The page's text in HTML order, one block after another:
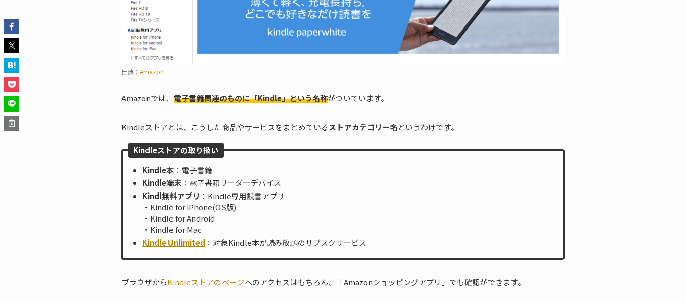
出典： Amazon
Amazonでは、 電子書籍関連のものに「Kindle」という名称がついています。
Kindleストアとは、こうした商品やサービスをまとめているストアカテゴリー名というわけです。
Kindleストアの取り扱い
Kindle本 ：電子書籍
Kindle端末 ：電子書籍リーダーデバイス
Kindl無料アプリ ：Kindle専用読書アプリ
・Kindle for iPhone(OS版)
・Kindle for Android
・Kindle for Mac
Kindle Unlimited ：対象Kindle本が読み放題のサブスクサービス
ブラウザからKindleストアのページへのアクセスはもちろん、「Amazonショッピングアプリ」でも確認ができます。